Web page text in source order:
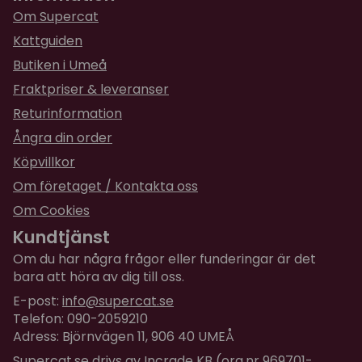
Enligt Jordbruksverkets föreskrifter och allmänna
råd (SJVFS 2008:5) om hållande av hund och katt
gäller: "Om katter vistas ensamma på en balkong
som är belägen mer än fem meter över marken,
måste balkongen vara försedd med nät eller
liknande för att förhindra katten från att falla ner".
Många försäkringsbolag ersätter ej veterinärvård
för katt som fallit från balkong utan nät och utan
uppsikt.
Detta nya kattmat, är mycket kraftigare än de
ja hade ,plus ingen av mina fyra pälsbollar är
intresserade av att tugga på de .så de var ett
mycket bra köp.
Om Supercat
Kattguiden
Butiken i Umeå
Fraktpriser & leveranser
Returinformation
Ångra din order
Köpvillkor
Om företaget / Kontakta oss
Om Cookies
Kundtjänst
Om du har några frågor eller funderingar är det
bara att höra av dig till oss.
E-post: info@supercat.se
Telefon: 090-2059210
Adress: Björnvägen 11, 906 40 UMEÅ